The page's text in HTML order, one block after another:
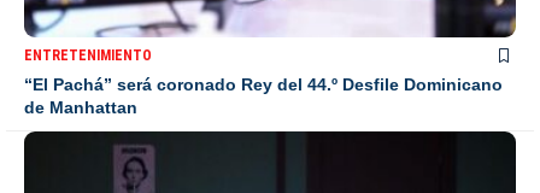
ENTRETENIMIENTO
“El Pachá” será coronado Rey del 44.º Desfile Dominicano
de Manhattan